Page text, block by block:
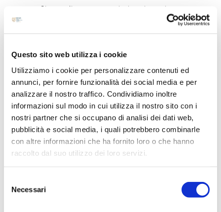
Questo sito web utilizza i cookie
Utilizziamo i cookie per personalizzare contenuti ed
annunci, per fornire funzionalità dei social media e per
analizzare il nostro traffico. Condividiamo inoltre
informazioni sul modo in cui utilizza il nostro sito con i
nostri partner che si occupano di analisi dei dati web,
pubblicità e social media, i quali potrebbero combinarle
con altre informazioni che ha fornito loro o che hanno
raccolto dal suo utilizzo dei loro servizi.
delNecessari
Cinque gli appuntamenti e i temi su cui
didattica a distanza”
un incontro sui DSA –
vera sfida del prossimo anno scolastico
sarà non lasciare indietro nessuno, tra i
primi temi da affrontare ci sarà quello degli
alunni con disturbi specifici di
apprendimento, a volte penalizzati dalla
didattica a distanza. Se ne parla con gli
specialisti dell’ Ospedale Koelliker di Torino
e di WINS.
hanno imparato (e re-imparato) molto, si